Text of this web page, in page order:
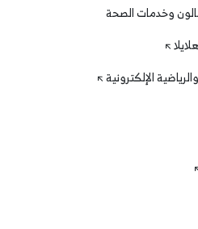
وخدمات الصحة
الإلكترونية